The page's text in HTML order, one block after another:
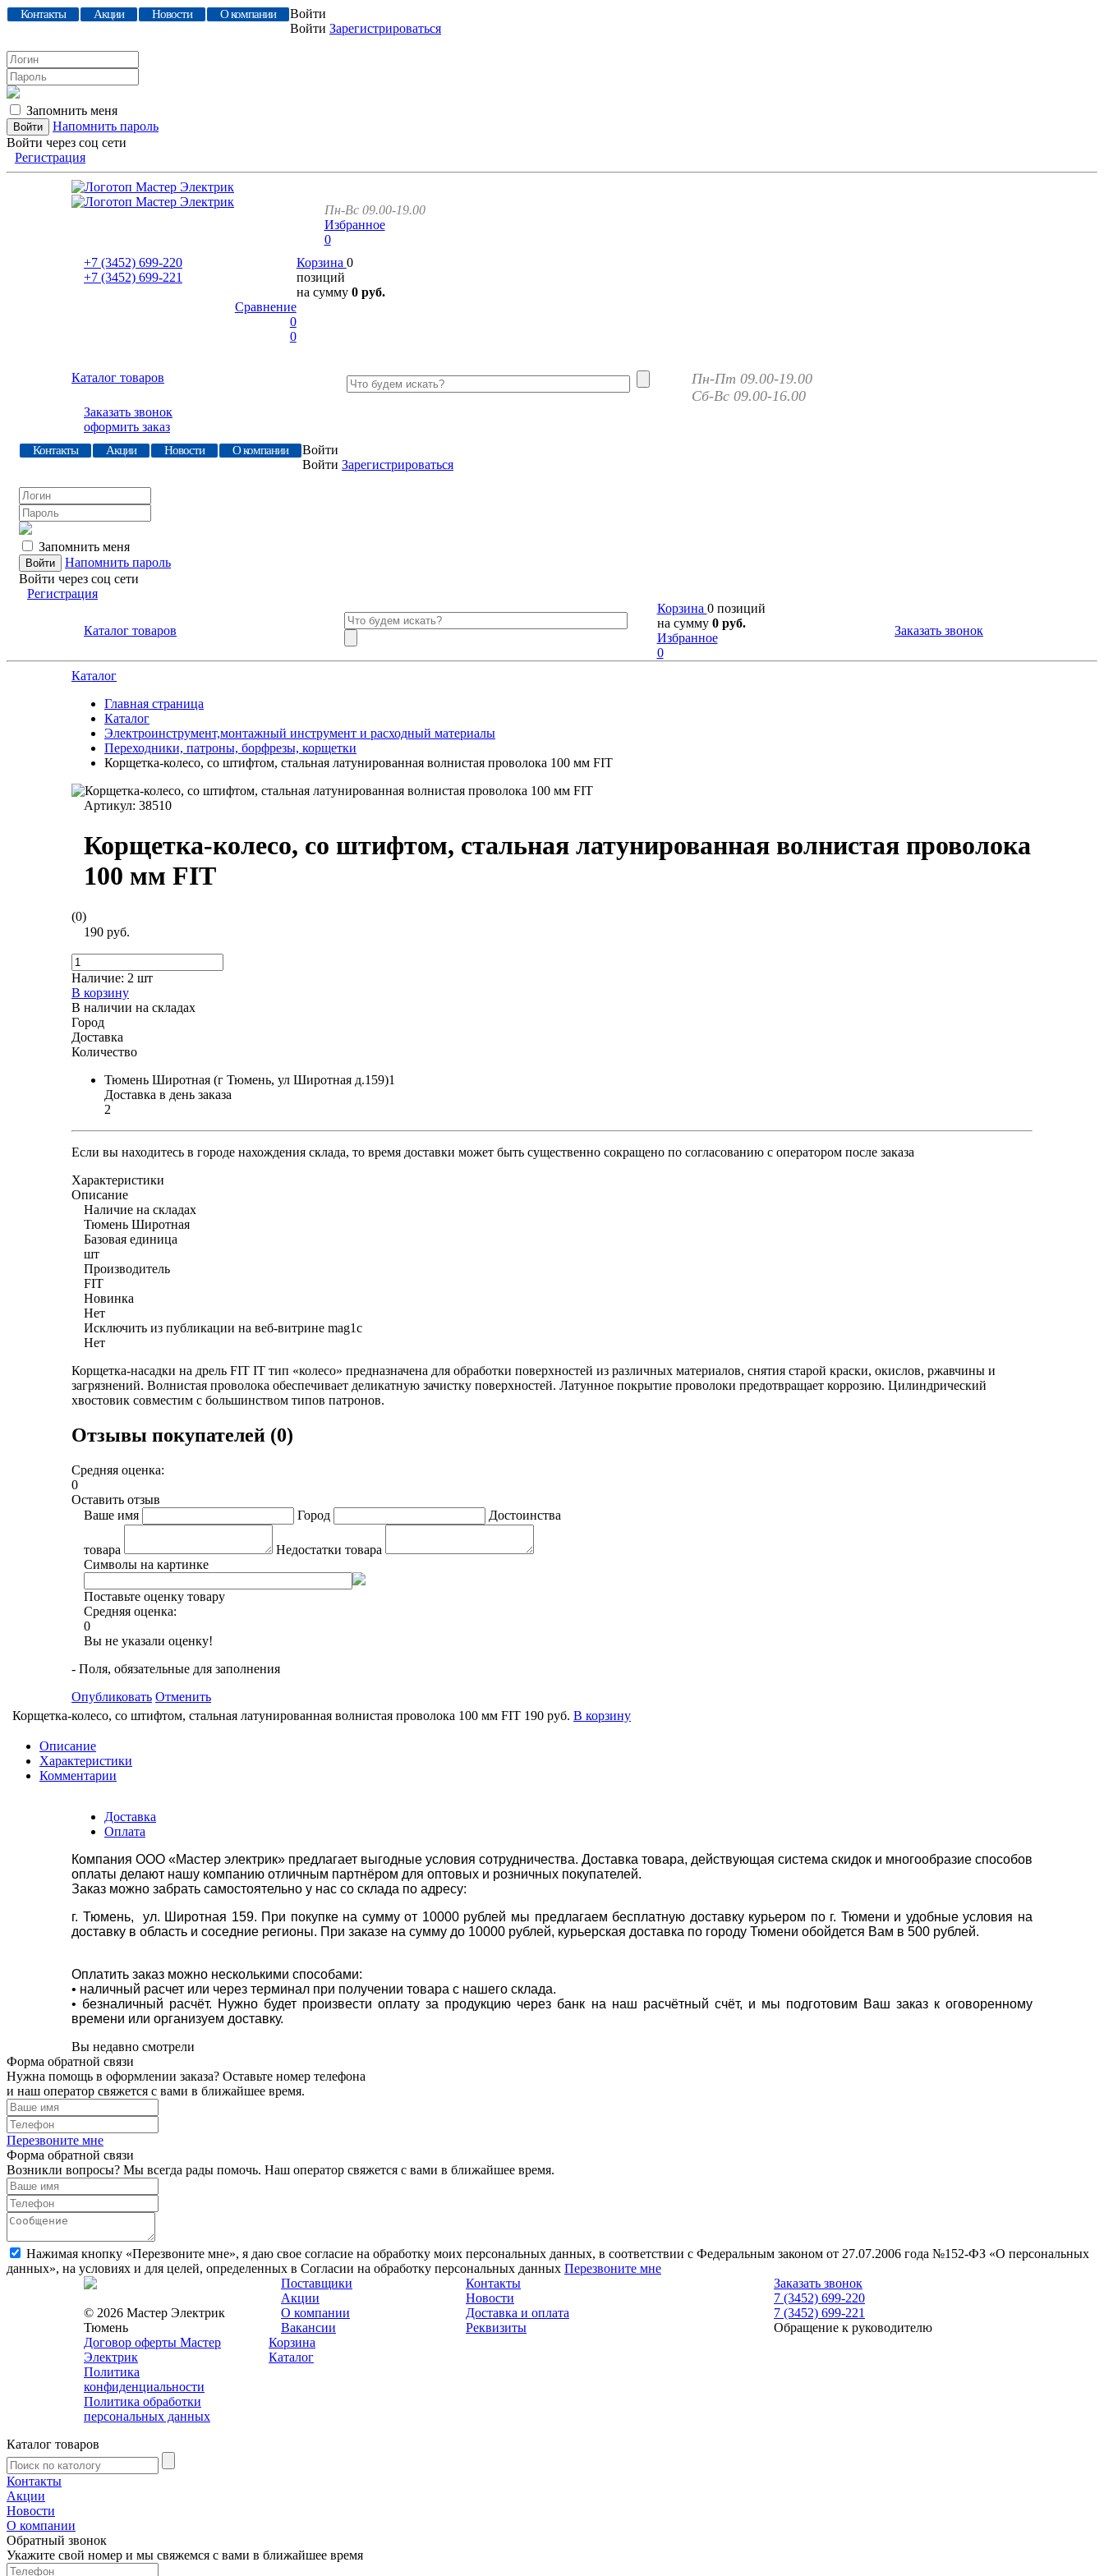
Контакты Акции Новости О компании
Войти
Войти Зарегистрироваться
Запомнить меня
Напомнить пароль
Войти через соц сети
Регистрация
Пн-Вс 09.00-19.00
Избранное
0
+7 (3452) 699-220
+7 (3452) 699-221
Корзина 0
позиций
на сумму 0 руб.
Сравнение
0
0
Каталог товаров
Пн-Пт 09.00-19.00
Сб-Вс 09.00-16.00
Заказать звонок
оформить заказ
Контакты Акции Новости О компании
Войти
Войти Зарегистрироваться
Запомнить меня
Напомнить пароль
Войти через соц сети
Регистрация
Каталог товаров
Корзина 0 позиций
на сумму 0 руб.
Избранное
0
Заказать звонок
Каталог
Главная страница
Каталог
Электроинструмент,монтажный инструмент и расходный материалы
Переходники, патроны, борфрезы, корщетки
Корщетка-колесо, со штифтом, стальная латунированная волнистая проволока 100 мм FIT
Артикул: 38510
Корщетка-колесо, со штифтом, стальная латунированная волнистая проволока
100 мм FIT
(0)
190 руб.
Наличие: 2 шт
В корзину
В наличии на складах
Город
Доставка
Количество
Тюмень Широтная (г Тюмень, ул Широтная д.159)1
Доставка в день заказа
2
Если вы находитесь в городе нахождения склада, то время доставки может быть существенно сокращено по согласованию с оператором после заказа
Характеристики
Описание
Наличие на складах
Тюмень Широтная
Базовая единица
шт
Производитель
FIT
Новинка
Нет
Исключить из публикации на веб-витрине mag1c
Нет
Корщетка-насадки на дрель FIT IT тип «колесо» предназначена для обработки поверхностей из различных материалов, снятия старой краски, окислов, ржавчины и
загрязнений. Волнистая проволока обеспечивает деликатную зачистку поверхностей. Латунное покрытие проволоки предотвращает коррозию. Цилиндрический
хвостовик совместим с большинством типов патронов.
Отзывы покупателей (0)
Средняя оценка:
0
Оставить отзыв
Ваше имя
Город Достоинства
товара
Недостатки товара
Символы на картинке
Поставьте оценку товару
Средняя оценка:
0
Вы не указали оценку!
- Поля, обязательные для заполнения
Опубликовать Отменить
Корщетка-колесо, со штифтом, стальная латунированная волнистая проволока 100 мм FIT 190 руб. В корзину
Описание
Характеристики
Комментарии
Доставка
Оплата
Компания ООО «Мастер электрик» предлагает выгодные условия сотрудничества. Доставка товара, действующая система скидок и многообразие способов
оплаты делают нашу компанию отличным партнёром для оптовых и розничных покупателей.
Заказ можно забрать самостоятельно у нас со склада по адресу:
г. Тюмень, ул. Широтная 159. При покупке на сумму от 10000 рублей мы предлагаем бесплатную доставку курьером по г. Тюмени и удобные условия на
доставку в область и соседние регионы. При заказе на сумму до 10000 рублей, курьерская доставка по городу Тюмени обойдется Вам в 500 рублей.
Оплатить заказ можно несколькими способами:
• наличный расчет или через терминал при получении товара с нашего склада.
• безналичный расчёт. Нужно будет произвести оплату за продукцию через банк на наш расчётный счёт, и мы подготовим Ваш заказ к оговоренному
времени или организуем доставку.
Вы недавно смотрели
Форма обратной связи
Нужна помощь в оформлении заказа? Оставьте номер телефона
и наш оператор свяжется с вами в ближайшее время.
Перезвоните мне
Форма обратной связи
Возникли вопросы? Мы всегда рады помочь. Наш оператор свяжется с вами в ближайшее время.
Нажимая кнопку «Перезвоните мне», я даю свое согласие на обработку моих персональных данных, в соответствии с Федеральным законом от 27.07.2006 года №152-ФЗ «О персональных
данных», на условиях и для целей, определенных в Согласии на обработку персональных данных Перезвоните мне
© 2026 Мастер Электрик
Тюмень
Договор оферты Мастер
Электрик
Политика
конфиденциальности
Политика обработки
персональных данных
Поставщики
Контакты
Акции
Новости
О компании
Доставка и оплата
Вакансии
Реквизиты
Заказать звонок
7 (3452) 699-220
7 (3452) 699-221
Обращение к руководителю
Корзина
Каталог
Каталог товаров
Контакты
Акции
Новости
О компании
Обратный звонок
Укажите свой номер и мы свяжемся с вами в ближайшее время